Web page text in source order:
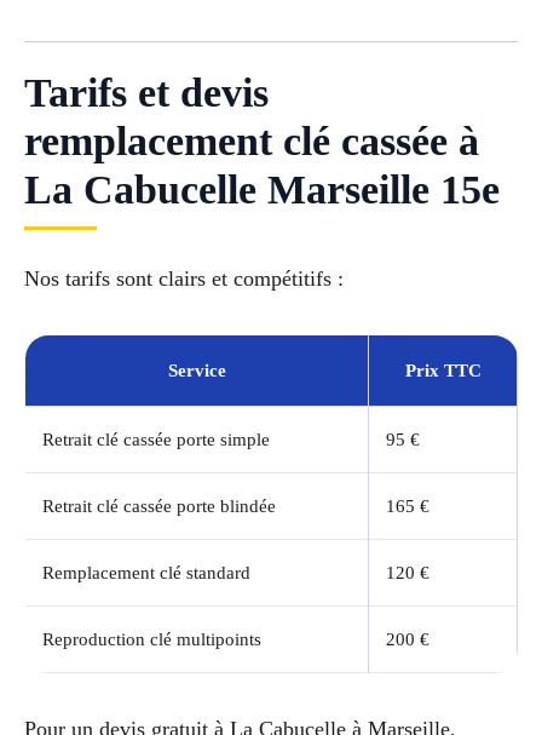
Tarifs et devis
remplacement clé cassée à
La Cabucelle Marseille 15e
Nos tarifs sont clairs et compétitifs :
Service Prix TTC
Retrait clé cassée porte simple 95 €
Retrait clé cassée porte blindée 165 €
Remplacement clé standard 120 €
Reproduction clé multipoints 200 €
Pour un devis gratuit à La Cabucelle à Marseille,